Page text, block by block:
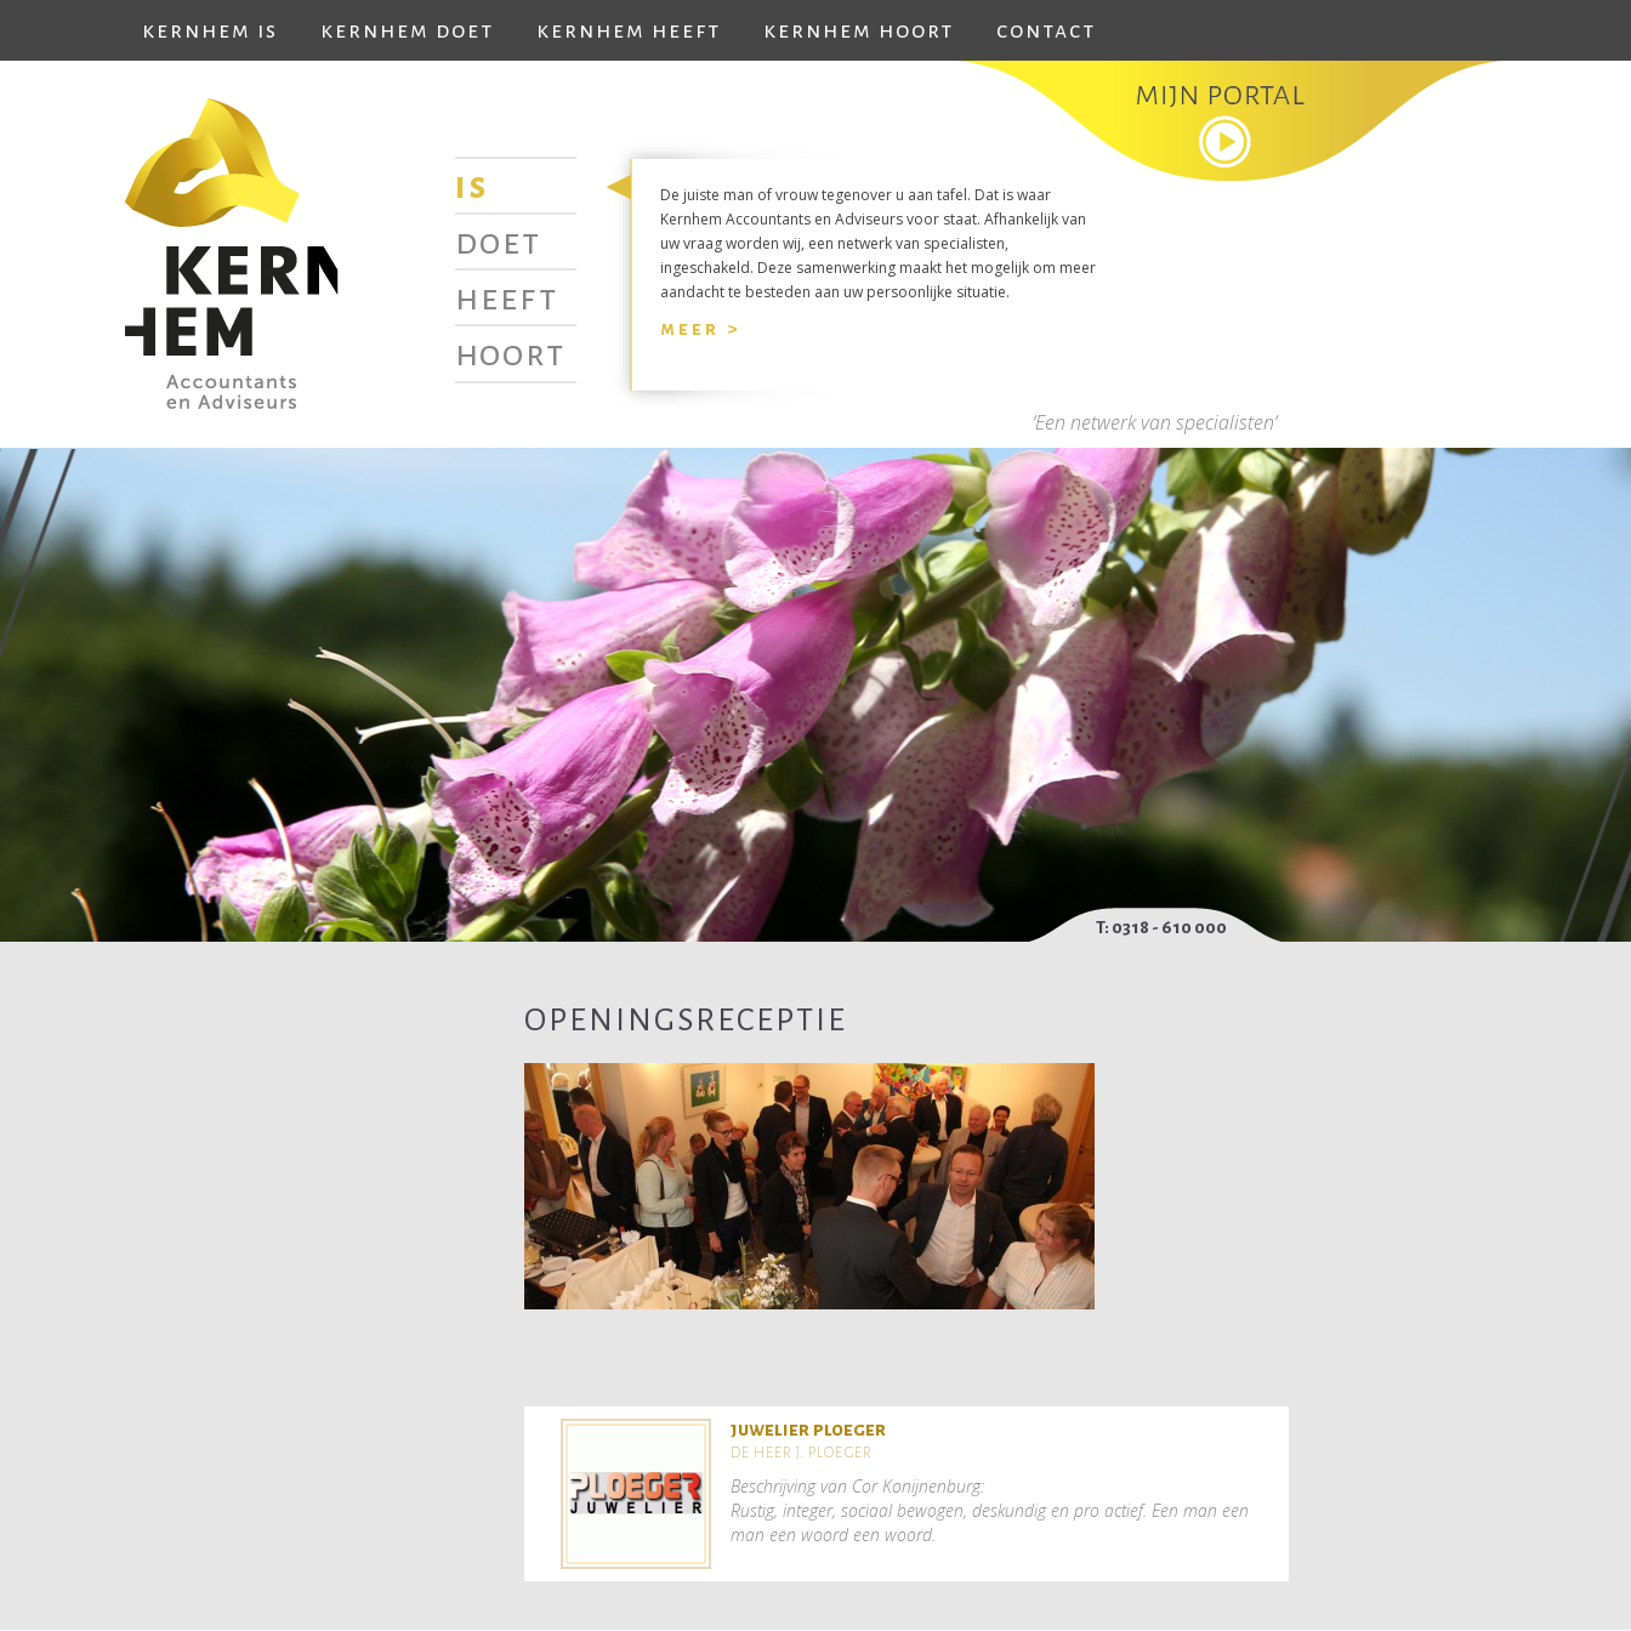
kernhem is kernhem doet kernhem heeft kernhem hoort contact
is
doet
heeft
hoort
De juiste man of vrouw tegenover u aan tafel. Dat is waar
Kernhem Accountants en Adviseurs voor staat. Afhankelijk van
uw vraag worden wij, een netwerk van specialisten,
ingeschakeld. Deze samenwerking maakt het mogelijk om meer
aandacht te besteden aan uw persoonlijke situatie.
meer >
‘Een netwerk van specialisten’
T: 0318 - 610 000
OPENINGSRECEPTIE
juwelier ploeger
de heer j. ploeger
Beschrijving van Cor Konijnenburg:
Rustig, integer, sociaal bewogen, deskundig en pro actief. Een man een
man een woord een woord.